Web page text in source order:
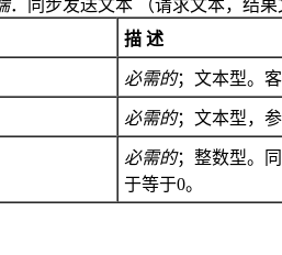
．同步发送文本 （请求文本，结
描 述
必需的；文本型。
必需的；文本型，
必需的；整数型。
于等于0。